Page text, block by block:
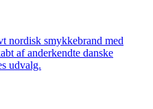
nordisk smykkebrand med
af anderkendte danske
udvalg.